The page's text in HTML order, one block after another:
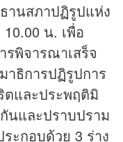
านสภาปฏิรูปแห่ง
น. เพื่อ
พิจารณาเสร็จ
ธิการปฏิรูปการ
ตและประพฤติมิ
นและปราบปราม
ะกอบด้วย 3 ร่าง